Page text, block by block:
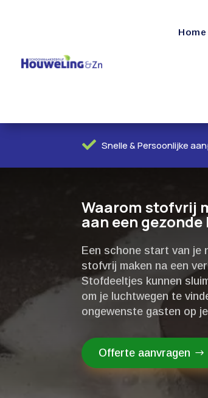
Home
 Snelle & Persoonlijke
Waarom stofvrij
aan een
Een schone start van je
stofvrij maken na een
Stofdeeltjes kunnen
om je luchtwegen te
ongewenste gasten op
Offerte aanvragen